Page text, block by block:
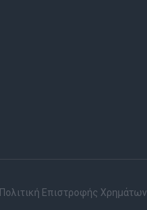
Πολιτική Επιστροφής Χρημάτων